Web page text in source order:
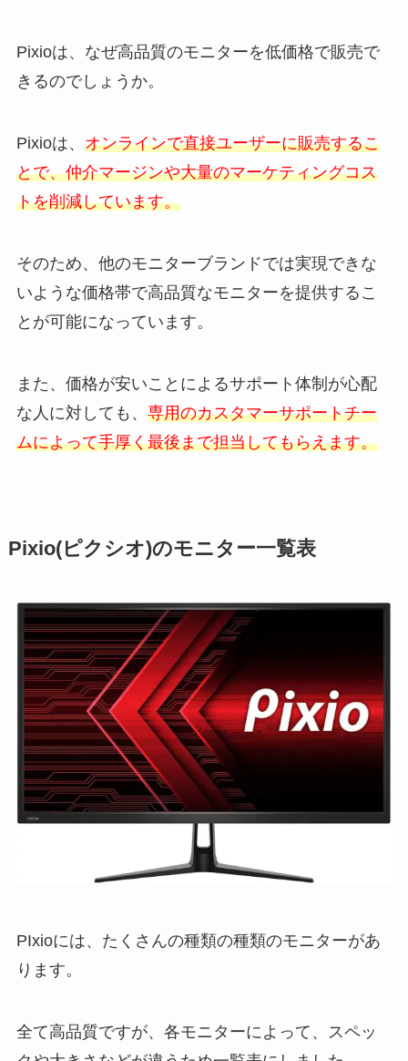
Pixioは、なぜ高品質のモニターを低価格で販売で
きるのでしょうか。
Pixioは、 オンラインで直接ユーザーに販売するこ
とで、仲介マージンや大量のマーケティングコス
トを削減しています。
そのため、他のモニターブランドでは実現できな
いような価格帯で高品質なモニターを提供するこ
とが可能になっています。
また、価格が安いことによるサポート体制が心配
な人に対しても、 専用のカスタマーサポートチー
ムによって手厚く最後まで担当してもらえます。
Pixio(ピクシオ)のモニター一覧表
PIxioには、たくさんの種類の種類のモニターがあ
ります。
全て高品質ですが、各モニターによって、スペッ